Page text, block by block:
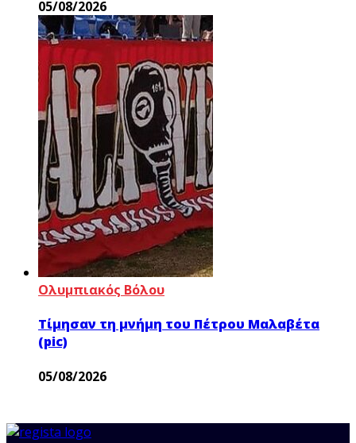
05/08/2026
Ολυμπιακός Βόλου
Τίμησαν τη μνήμη του Πέτρου Μαλαβέτα
(pic)
05/08/2026